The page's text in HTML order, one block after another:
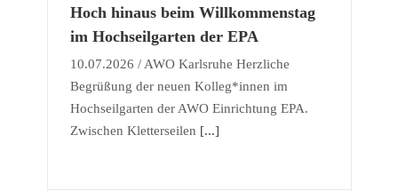
Hoch hinaus beim Willkommenstag
im Hochseilgarten der EPA
10.07.2026 / AWO Karlsruhe Herzliche
Begrüßung der neuen Kolleg*innen im
Hochseilgarten der AWO Einrichtung EPA.
Zwischen Kletterseilen [...]